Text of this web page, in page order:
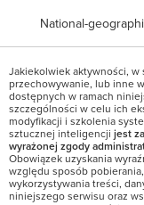
National-
Jakiekolwiek aktywności,
przechowywanie, lub inne
dostępnych w ramach
szczególności w celu ich
modyfikacji i szkolenia
sztucznej inteligencji jest
wyrażonej zgody
Obowiązek uzyskania
względu sposób
wykorzystywania treści,
niniejszego serwisu oraz